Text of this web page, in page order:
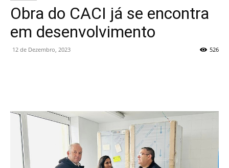
Obra do CACI já se encontra
em desenvolvimento
12 de Dezembro, 2023 526